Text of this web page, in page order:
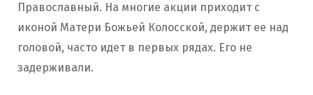
Православный. На многие акции приходит с
иконой Матери Божьей Колосской, держит ее над
головой, часто идет в первых рядах. Его не
задерживали.